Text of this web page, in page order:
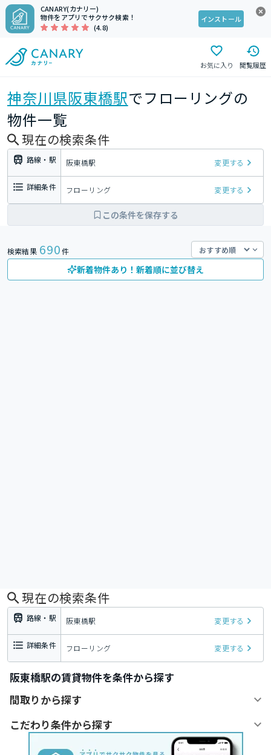
CANARY(カナリー)
物件をアプリでサクサク検索！
(4.8)
インストール
お気に入り 閲覧履歴
神奈川県阪東橋駅でフローリングの
物件一覧
現在の検索条件
路線・駅 阪東橋駅 変更する
詳細条件 フローリング 変更する
この条件を保存する
検索結果 690件
新着物件あり！新着順に並び替え
現在の検索条件
路線・駅 阪東橋駅 変更する
詳細条件 フローリング 変更する
阪東橋駅の賃貸物件を条件から探す
間取りから探す
こだわり条件から探す